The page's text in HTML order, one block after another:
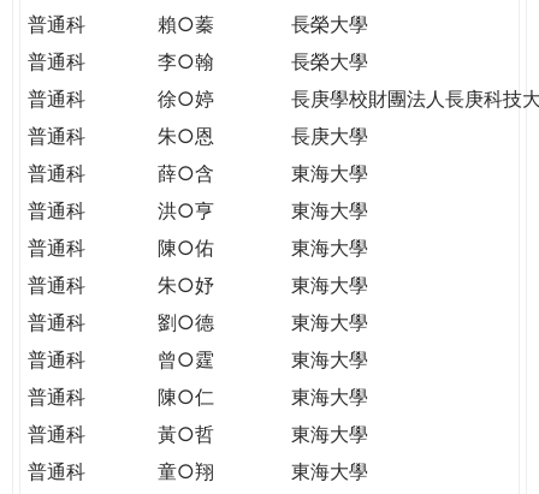
普通科
賴○蓁
長榮大學
普通科
李○翰
長榮大學
普通科
徐○婷
長庚學校財團法人長庚科技
普通科
朱○恩
長庚大學
普通科
薛○含
東海大學
普通科
洪○亨
東海大學
普通科
陳○佑
東海大學
普通科
朱○妤
東海大學
普通科
劉○德
東海大學
普通科
曾○霆
東海大學
普通科
陳○仁
東海大學
普通科
黃○哲
東海大學
普通科
童○翔
東海大學